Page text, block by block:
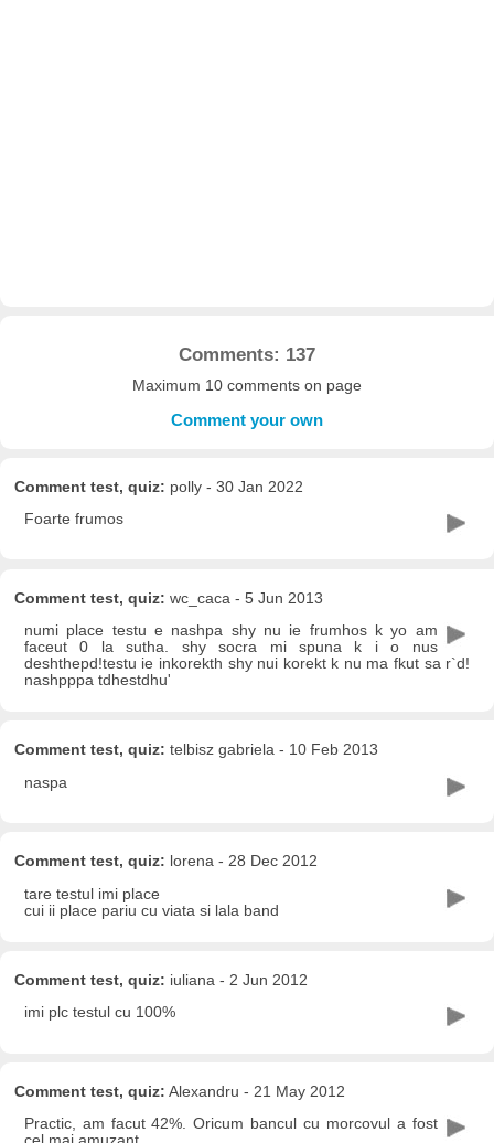
Comments: 137
Maximum 10 comments on page
Comment your own
Comment test, quiz: polly - 30 Jan 2022
Foarte frumos
Comment test, quiz: wc_caca - 5 Jun 2013
numi place testu e nashpa shy nu ie frumhos k yo am
faceut 0 la sutha. shy socra mi spuna k i o nus
deshthepd!testu ie inkorekth shy nui korekt k nu ma fkut sa r`d!
nashpppa tdhestdhu'
Comment test, quiz: telbisz gabriela - 10 Feb 2013
naspa
Comment test, quiz: lorena - 28 Dec 2012
tare testul imi place
cui ii place pariu cu viata si lala band
Comment test, quiz: iuliana - 2 Jun 2012
imi plc testul cu 100%
Comment test, quiz: Alexandru - 21 May 2012
Practic, am facut 42%. Oricum bancul cu morcovul a fost